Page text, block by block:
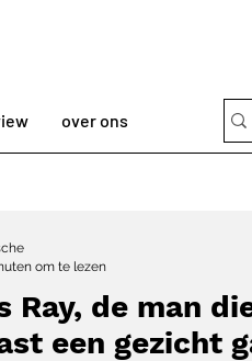
over ons
Ray, de man
een gezicht
om te lezen